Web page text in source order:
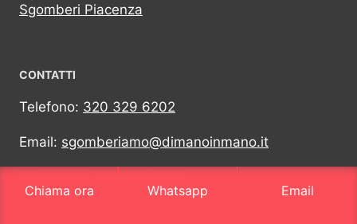
Sgomberi Piacenza
CONTATTI
Telefono: 320 329 6202
Email: sgomberiamo@dimanoinmano.it
Chiama ora
Whatsapp Email